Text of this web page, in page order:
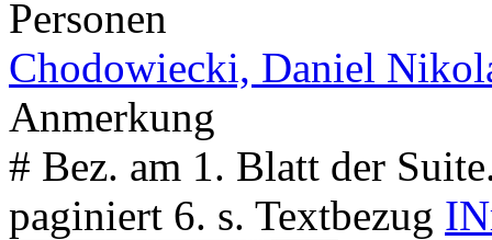
Personen
Chodowiecki, Daniel
Anmerkung
# Bez. am 1. Blatt der
paginiert 6. s. Textbezug